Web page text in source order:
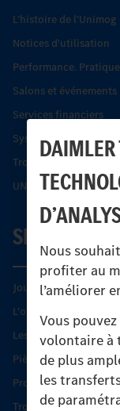
DAIMLER
Nous
profiter au
l’améliorer
Vous
volontaire à
de plus
les
de
L’histoire de l’Unimog
Notices d'utilisation
Performance.
Salons et événements
Services financiers
Systèmes de sécurité
Trouver un partenaire
UNI-TOUCH®
SERVICE
Journées diagnostic
L'offre de services
Les produits phares
Pièces d’origine
Protection et
Trouver un partenaire